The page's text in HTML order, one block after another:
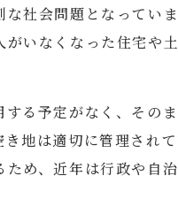
社会問題となってい
いなくなった住宅や
る予定がなく、その
地は適切に管理されて
め、近年は行政や自